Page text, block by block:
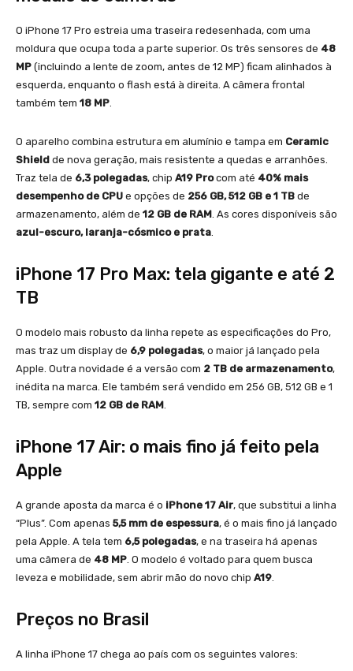
O iPhone 17 Pro estreia uma traseira redesenhada, com uma
moldura que ocupa toda a parte superior. Os três sensores de 48
MP (incluindo a lente de zoom, antes de 12 MP) ficam alinhados à
esquerda, enquanto o flash está à direita. A câmera frontal
também tem 18 MP.
O aparelho combina estrutura em alumínio e tampa em Ceramic
Shield de nova geração, mais resistente a quedas e arranhões.
Traz tela de 6,3 polegadas, chip A19 Procom até 40% mais
desempenho de CPU e opções de 256 GB, 512 GB e 1 TB de
armazenamento, além de 12 GB de RAM. As cores disponíveis são
azul-escuro, laranja-cósmico e prata.
iPhone 17 Pro Max: tela gigante e até 2
TB
O modelo mais robusto da linha repete as especificações do Pro,
mas traz um display de 6,9 polegadas, o maior já lançado pela
Apple. Outra novidade é a versão com 2 TB de armazenamento,
inédita na marca. Ele também será vendido em 256 GB, 512 GB e 1
TB, sempre com 12 GB de RAM.
iPhone 17 Air: o mais fino já feito pela
Apple
A grande aposta da marca é o iPhone 17 Air, que substitui a linha
“Plus”. Com apenas 5,5 mm de espessura, é o mais fino já lançado
pela Apple. A tela tem 6,5 polegadas, e na traseira há apenas
uma câmera de 48 MP. O modelo é voltado para quem busca
leveza e mobilidade, sem abrir mão do novo chip A19.
Preços no Brasil
A linha iPhone 17 chega ao país com os seguintes valores: